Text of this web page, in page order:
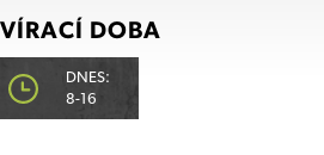
DOBA
DNES:
8-16